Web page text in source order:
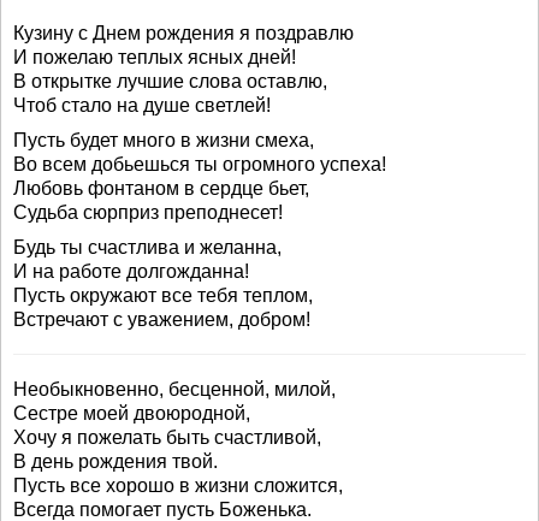
Кузину с Днем рождения я поздравлю
И пожелаю теплых ясных дней!
В открытке лучшие слова оставлю,
Чтоб стало на душе светлей!
Пусть будет много в жизни смеха,
Во всем добьешься ты огромного успеха!
Любовь фонтаном в сердце бьет,
Судьба сюрприз преподнесет!
Будь ты счастлива и желанна,
И на работе долгожданна!
Пусть окружают все тебя теплом,
Встречают с уважением, добром!
Необыкновенно, бесценной, милой,
Сестре моей двоюродной,
Хочу я пожелать быть счастливой,
В день рождения твой.
Пусть все хорошо в жизни сложится,
Всегда помогает пусть Боженька.